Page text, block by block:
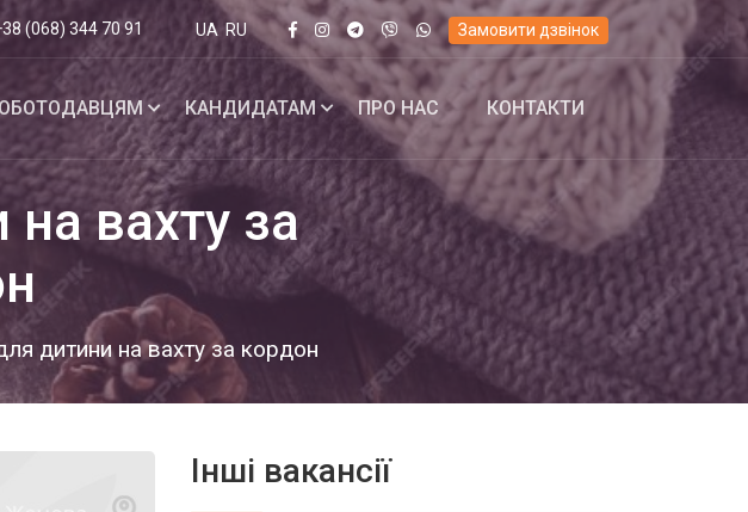
(068) 344 70 91 UA RU Замовити дзвінок
КАНДИДАТАМ ПРО НАС КОНТАКТИ
вахту за
дитини на вахту за кордон
Інші вакансії